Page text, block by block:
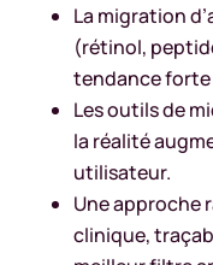
La migration
(rétinol,
tendance forte
Les outils de
la réalité
utilisateur.
Une approche
clinique,